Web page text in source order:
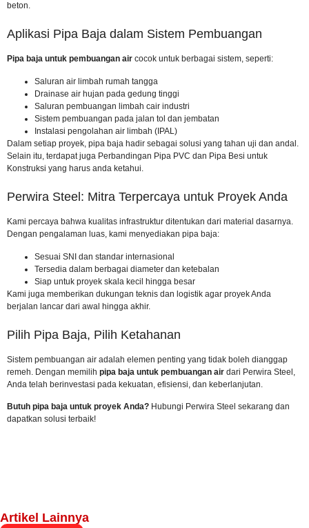
beton.
Aplikasi Pipa Baja dalam Sistem Pembuangan
Pipa baja untuk pembuangan air cocok untuk berbagai sistem, seperti:
Saluran air limbah rumah tangga
Drainase air hujan pada gedung tinggi
Saluran pembuangan limbah cair industri
Sistem pembuangan pada jalan tol dan jembatan
Instalasi pengolahan air limbah (IPAL)
Dalam setiap proyek, pipa baja hadir sebagai solusi yang tahan uji dan andal.
Selain itu, terdapat juga Perbandingan Pipa PVC dan Pipa Besi untuk
Konstruksi yang harus anda ketahui.
Perwira Steel: Mitra Terpercaya untuk Proyek Anda
Kami percaya bahwa kualitas infrastruktur ditentukan dari material dasarnya.
Dengan pengalaman luas, kami menyediakan pipa baja:
Sesuai SNI dan standar internasional
Tersedia dalam berbagai diameter dan ketebalan
Siap untuk proyek skala kecil hingga besar
Kami juga memberikan dukungan teknis dan logistik agar proyek Anda
berjalan lancar dari awal hingga akhir.
Pilih Pipa Baja, Pilih Ketahanan
Sistem pembuangan air adalah elemen penting yang tidak boleh dianggap
remeh. Dengan memilih pipa baja untuk pembuangan air dari Perwira Steel,
Anda telah berinvestasi pada kekuatan, efisiensi, dan keberlanjutan.
Butuh pipa baja untuk proyek Anda? Hubungi Perwira Steel sekarang dan
dapatkan solusi terbaik!
Artikel Lainnya